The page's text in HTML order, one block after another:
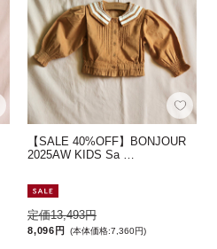
【SALE 40%OFF】BONJOUR
2025AW KIDS Sa …
定価13,493円
8,096円 (本体価格:7,360円)